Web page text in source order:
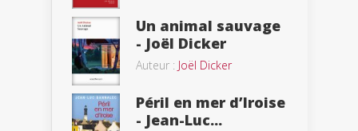
Un animal sauvage
- Joël Dicker
Auteur : Joël Dicker
Péril en mer d’Iroise
- Jean-Luc...